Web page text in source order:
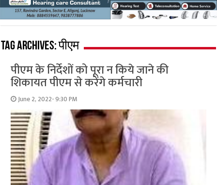
Tag Archives:पीएम
पीएम के निर्देशों को पूरा न किये जाने की
शिकायत पीएम से करेंगे कर्मचारी
June 2, 2022- 9:30 PM